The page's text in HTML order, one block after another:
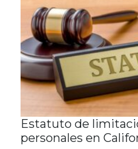
Estatuto de
personales en